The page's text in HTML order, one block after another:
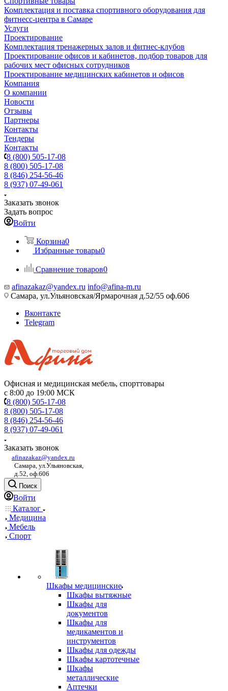
Комплектация и поставка спортивного оборудования для
фитнесс-центра в Самаре
Услуги
Проектирование
Комплектация тренажерных залов и фитнес-клубов
Проектирование офисов и кабинетов, подбор товаров для
рабочих мест офисных сотрудников
Проектирование медицинских кабинетов и офисов
Компания
О компании
Новости
Отзывы
Партнеры
Контакты
Тендеры
Контакты
8 (800) 505-17-08
8 (800) 505-17-08
8 (846) 254-56-46
8 (937) 07-49-061
Заказать звонок
Задать вопрос
Войти
Корзина0
Избранные товары0
Сравнение товаров0
afinazakaz@yandex.ru info@afina-m.ru
Самара, ул.Ульяновская/Ярмарочная д.52/55 оф.606
Вконтакте
Telegram
Офисная и медицинская мебель, спорттовары
с 8:00 до 19:00 МСК
8 (800) 505-17-08
8 (800) 505-17-08
8 (846) 254-56-46
8 (937) 07-49-061
Заказать звонок
afinazakaz@yandex.ru
Самара, ул.Ульяновская,
д.52, оф.606
Поиск
Войти
Каталог
Медицина
Мебель
Спорт
Шкафы медицинские
Шкафы вытяжные
Шкафы для
документов
Шкафы для
медикаментов и
инструментов
Шкафы для одежды
Шкафы картотечные
Шкафы
металлические
Аптечки